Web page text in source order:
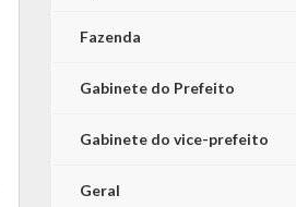
Fazenda
Gabinete do Prefeito
Gabinete do vice-prefeito
Geral